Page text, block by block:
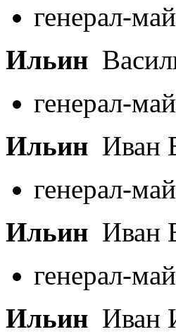
генерал-
Ильин
генерал-
Ильин Иван
генерал-
Ильин Иван
генерал-
Ильин Иван